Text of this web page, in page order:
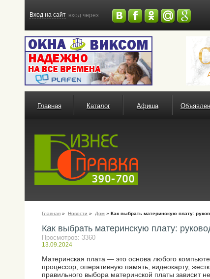
Вход на сайт вход через
Главная Каталог Афиша
Главная » Новости » Дом » Как выбрать материнскую плату:
Как выбрать материнскую плату:
Просмотров: 3360
13.09.2024
Материнская плата — это основа любого
процессор, оперативную память, видеокарту,
правильного выбора материнской платы зависит